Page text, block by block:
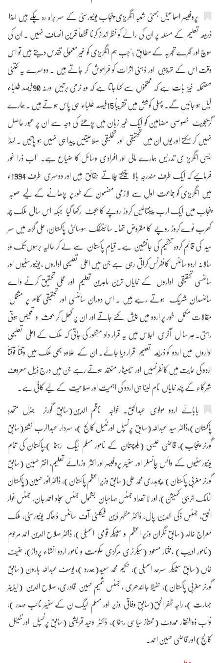
پروفیسر اسماعیل بھٹی شعبہ انگریزی پنجاب یونیورسٹی کے سر براہ رہ چکے ہیں لہٰذا
ذریعہ تعلیم کے مسئلہ پر ان کی رائے کو نظر انداز کرنا قطعاً قرین انصاف نہیں ۔ ان کی
سوچ اور گہرے تجربہ کے مطابق ؛"جب ہم انگریزی کو غیر معمولی تقدس دیتے ہیں تو اس
وقت اس کے تہذیبی اور ذہنی اثرات کو فراموش کر جاتے ہیں ۔ دوسرے یہ کتنی
مضحکہ خیز بات ہے کہ ممتحنوں سے کہا جاتا ہے کہ وہ نرمی برتیں ورنہ 90فیصد طلباء
فیل ہو جائیں گے۔ پہلی کوشش میں تقریباُ 15فیصد طلباء ہی پاس ہو تے ہیں ۔ ہمارے
گریجویٹ خصوصی مضامین کو ایک غیر زبان میں پڑھنے کی وجہ سے ان پر عبور حاصل
نہیں کر سکتے اور یوں ان میں تحقیقی اور تخلیقی صلاحیتیں پیدا ہی نہیں ہو پاتیں ۔ لہٰذا
ایسی انگریز ی تدریس ہمارے مالی اور افرادی وسائل کا ضیاع ہے۔ "اب ذرا غور
فرمائیے کہ ایک طرف مندرجہ بالا چیختے چلاتے حقائق ہیں اور دوسری طرف 1994ء
میں انگریزی کو جماعت اول سے لازمی مضمون کے طور پر پڑھانے کے لیے صوبہ
پنجاب میں ایک ارب پینتالیس کروڑ روپے کا بجٹ رکھا گیا جبکہ اس سال ملک چھ
کھرب نوے کروڑ روپے کا مقروض تھا۔ سائینٹفک سوسائٹی پاکستان، علی گڑھ میں سر
سید کی قائم کردہ تنظیم کی جانشین ہے۔ قیام پاکستان سے لے کر حالیہ برسوں تک وہ
سالانہ اردو سائنس کانفرنس کراتی رہی ہے جن میں اعلیٰ تعلیمی اداروں ، یونیورسٹیوں اور
سائنسی تحقیقی اداروں کے نمایاں ترین ماہرین تعلیم اور عملی تحقیق کرنے والے
سائنسدان شریک ہوتے رہے ہیں ۔ اس دوران سائنسی اور تحقیقی کام پر مشتمل
مقالات مکمل طور پر اردو میں پیش کئے جاتے اور ان پر کھل کر بحث و تمحیص ہوتی
رہتی۔ ہر سا ل آخری اجلاس میں یہ قرار داد منظور کی جاتی کہ ملک کے اعلیٰ تعلیمی
اداروں میں اردو کو ذریعہ تعلیم قرار دیا جائے۔ ان کے علاوہ بھی ملک میں وقتاً فوقتاً
اردو کی حمایت میں کانفرنسیں اور سیمینار منعقد ہوتے رہے جن میں درج ذیل معروف
شرکاء کے چند نمایاں نام لینا ہی اردو کی اہمیت اور صلاحیت کے لیے کافی ہے۔
بابائے اردو مولوی عبدالحق۔ خواجہ ناظم الدین(سابق گورنر جنرل متحدہ
پاکستان)،ڈاکٹر سید عبداللہ(سابق پرنسپل اورنٹیل کالج )، سردار عبدالرب نشتر(سابق
گورنر پنجاب)، قاضی عیسیٰ (بلوچستان کے نامور مسلم لیگ رہنما )،پاکستان کی تمام
یونیورسٹیوں کے وائس چانسلر اور سنیئر پروفیسر اور اکثر وزرائے تعلیم، اختر حسین (سابق
گورنر مغربی پاکستان) ،چوہدری محمد علی(سابق وزیر اعظم پاکستان)، ڈاکٹر انور حسین(پاکستان
اٹامک انرجی کمیشن)، اور لا تعداد جسٹس صاحبان بشمول جسٹس سجاد احمد جان، جسٹس انوار
الحق، جسٹس ذکی الدین پال، ڈاکٹر مظہر ڈین فیکلٹی آف سائنس ڈھاکہ یونیورسٹی، ملک
معراج خالد (سابق نگران وزیر اعظم و سپیکر قومی اسمبلی)، ڈاکٹر صلاح الدین احمد مرحوم
(نامور ادیب) ،مختار مسعود (سیکرٹری مرکزی حکومت و نامور اردو انشاء پرداز)، حنیف
خاں (سابق سپیکر سرحد اسمبلی)، حکیم محمد سعید(ہمدرد )، یوسف عبداللہ ہارون (سابق
گورنر مغربی پاکستان)، حفیظ جالندھری ، جسٹس شمیم حسین قادری، صلاح الدین (ایڈیٹر
جسارت )، راجہ ظفر الحق(سابق وفاقی وزیر اور مسلم لیگ ن کے سنیئر نائب صدر )،
نواب ذوالفقار ممدوٹ (ممتاز سیاسی رہنما)، ڈاکٹر وحید قریشی (سابق پرنسپل اورنٹیئل
کالج) اور قاضی حسین احمد۔